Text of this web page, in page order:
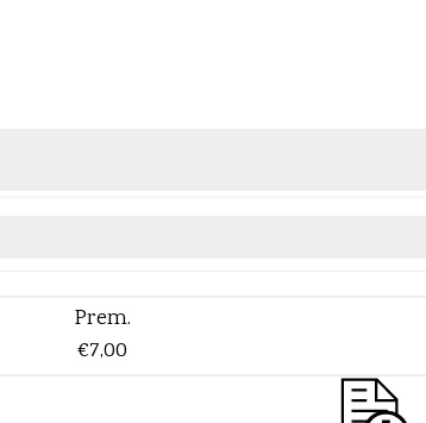
Prem.
€7,00